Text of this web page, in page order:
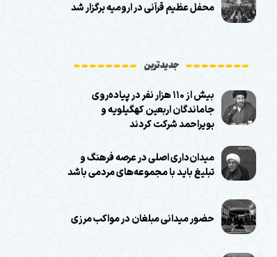
محفل عظیم قرآنی در ارومیه برگزار شد
جدیدترین
بیش از ۱۱۰ هزار نفر در پیاده‌روی
جاماندگان اربعین کهگیلویه و
بویراحمد شرکت کردند
میدان‌داری اصلی در عرصه فرهنگ و
تبلیغ باید با مجموعه‌های مردمی باشد
حضور میدانی مبلغان در مواکب مرزی